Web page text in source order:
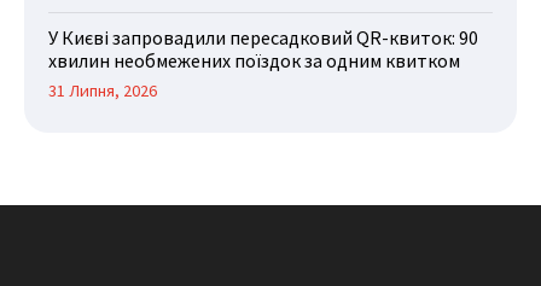
У Києві запровадили пересадковий QR-квиток: 90
хвилин необмежених поїздок за одним квитком
31 Липня, 2026